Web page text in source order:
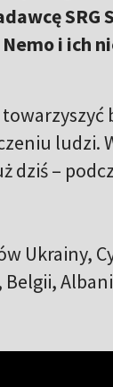
SRG
i ich
towarzyszyć
ludzi.
dziś –
Ukrainy,